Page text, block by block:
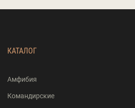
КАТАЛОГ
Амфибия
Командирские